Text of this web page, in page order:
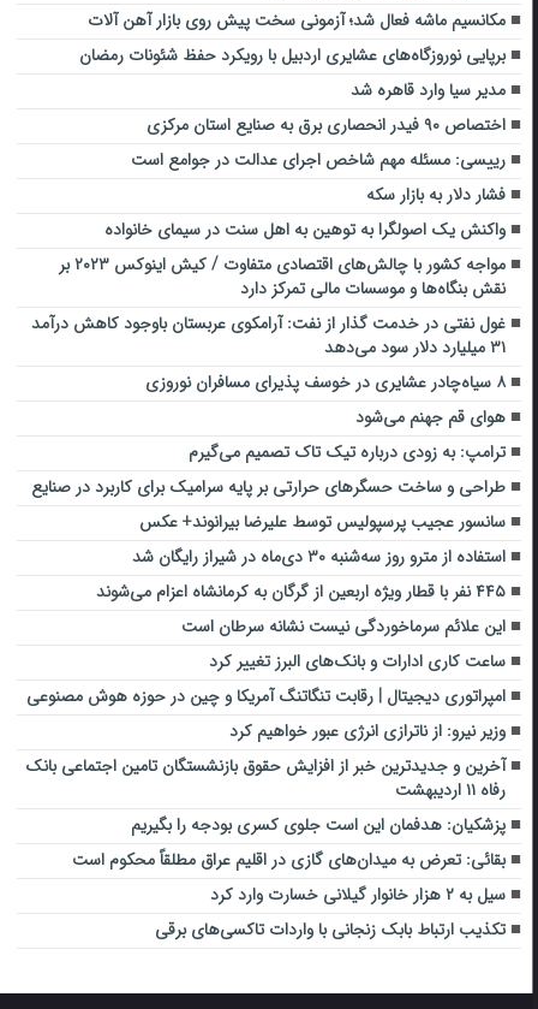
مکانسیم ماشه فعال شد؛ آزمونی سخت پیش روی بازار آهن آلات
برپایی نوروزگاه‌های عشایری اردبیل با رویکرد حفظ شئونات رمضان
مدیر سیا وارد قاهره شد
اختصاص ۹۰ فیدر انحصاری برق به صنایع استان مرکزی
رییسی: مسئله مهم شاخص اجرای عدالت در جوامع است
فشار دلار به بازار سکه
واکنش یک اصولگرا به توهین به اهل سنت در سیمای خانواده
مواجه کشور با چالش‌های اقتصادی متفاوت / کیش اینوکس ۲۰۲۳ بر
نقش بنگاه‌ها و موسسات مالی تمرکز دارد
غول نفتی در خدمت گذار از نفت: آرامکوی عربستان باوجود کاهش درآمد
۳۱ میلیارد دلار سود می‌دهد
۸ سیاه‌چادر عشایری در خوسف پذیرای مسافران نوروزی
هوای قم جهنم می‌شود
ترامپ: به زودی درباره تیک تاک تصمیم می‌گیرم
طراحی و ساخت حسگر‌های حرارتی بر پایه سرامیک برای کاربرد در صنایع
سانسور عجیب پرسپولیس توسط علیرضا بیرانوند+ عکس
استفاده از مترو روز سه‌شنبه ۳۰ دی‌ماه در شیراز رایگان شد
۴۴۵ نفر با قطار ویژه اربعین از گرگان به کرمانشاه اعزام‌ می‌شوند
این علائم سرماخوردگی نیست نشانه سرطان است
ساعت کاری ادارات و بانک‌های البرز تغییر کرد
امپراتوری دیجیتال | رقابت تنگاتنگ آمریکا و چین در حوزه هوش مصنوعی
وزیر نیرو: از ناترازی انرژی عبور خواهیم کرد
آخرین و جدیدترین خبر از افزایش حقوق بازنشستگان تامین اجتماعی بانک
رفاه ۱۱ اردیبهشت
پزشکیان: هدفمان این است جلوی کسری بودجه را بگیریم
بقائی: تعرض به میدان‌های گازی در اقلیم عراق مطلقاً محکوم است
سیل به ۲ هزار خانوار ‌گیلانی خسارت وارد کرد
تکذیب ارتباط بابک زنجانی با واردات تاکسی‌های برقی